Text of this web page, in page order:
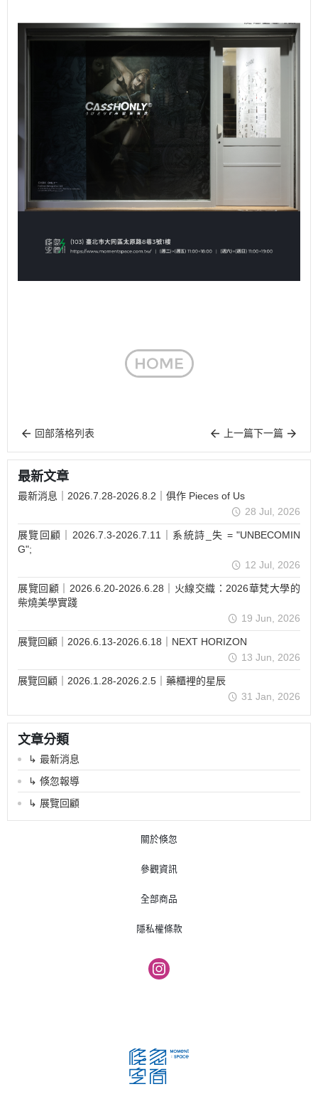
回部落格列表 上一篇下一篇
最新文章
最新消息｜2026.7.28-2026.8.2｜俱作 Pieces of Us
28 Jul, 2026
展覽回顧｜2026.7.3-2026.7.11｜系統詩_失 = "UNBECOMIN
G";
12 Jul, 2026
展覽回顧｜2026.6.20-2026.6.28｜火線交織：2026華梵大學的
柴燒美學實踐
19 Jun, 2026
展覽回顧｜2026.6.13-2026.6.18｜NEXT HORIZON
13 Jun, 2026
展覽回顧｜2026.1.28-2026.2.5｜藥櫃裡的星辰
31 Jan, 2026
文章分類
↳ 最新消息
↳ 倏忽報導
↳ 展覽回顧
關於倏忽
參觀資訊
全部商品
隱私權條款